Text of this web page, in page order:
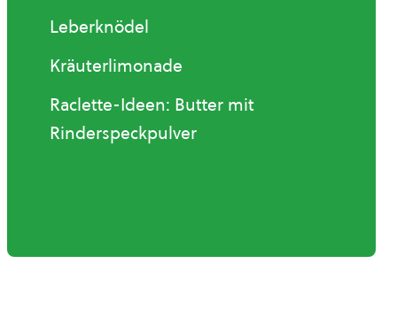
Leberknödel
Kräuterlimonade
Raclette-Ideen: Butter mit
Rinderspeckpulver